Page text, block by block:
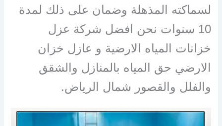
لسماكته المذهلة وضمان على ذلك لمدة
10 سنوات نحن افضل شركة عزل
خزانات المياه الارضية و عازل خزان
الارضي حق المياه بالمنازل والشقق
والفلل والقصور شمال الرياض.